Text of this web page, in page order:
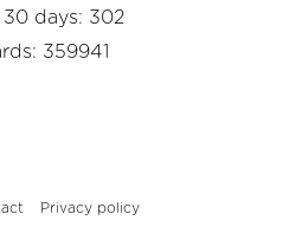
30 days: 302
359941
Privacy policy